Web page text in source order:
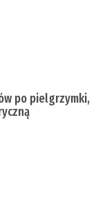
po pielgrzymki,